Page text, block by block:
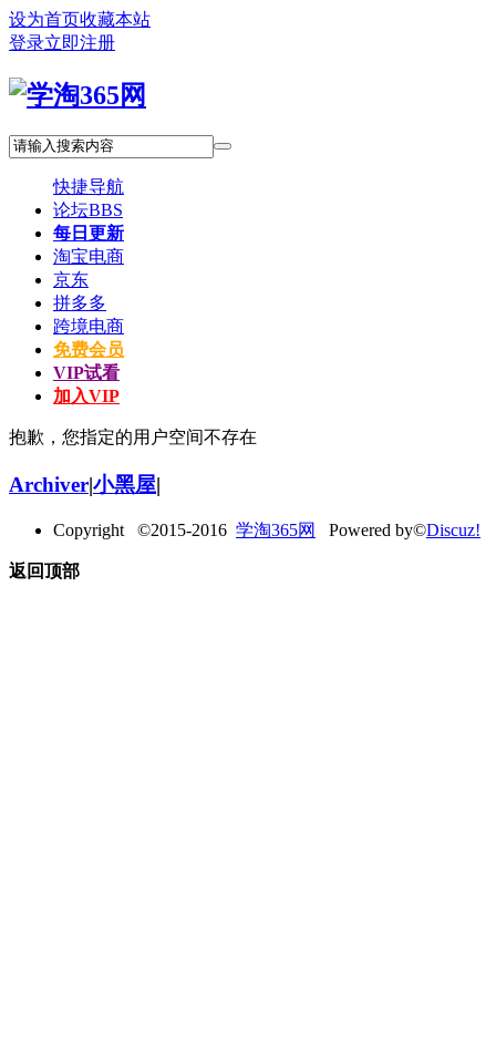
设为首页收藏本站
登录立即注册
快捷导航
论坛BBS
每日更新
淘宝电商
京东
拼多多
跨境电商
免费会员
VIP试看
加入VIP
抱歉，您指定的用户空间不存在
Archiver|小黑屋|
Copyright ©2015-2016 学淘365网 Powered by©Discuz!
返回顶部